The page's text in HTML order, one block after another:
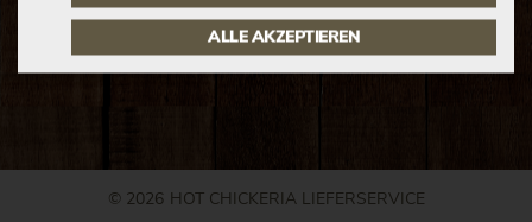
ALLE AKZEPTIEREN
© 2026 HOT CHICKERIA LIEFERSERVICE